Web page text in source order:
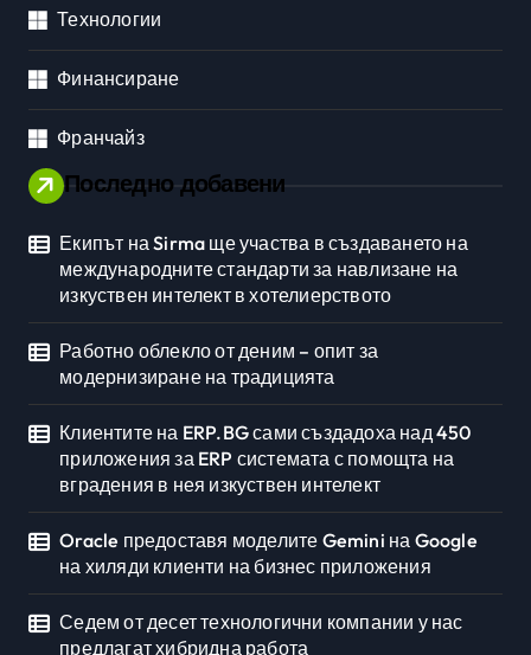
Технологии
Финансиране
Франчайз
Последно добавени
Екипът на Sirma ще участва в създаването на
международните стандарти за навлизане на
изкуствен интелект в хотелиерството
Работно облекло от деним – опит за
модернизиране на традицията
Клиентите на ERP.BG сами създадоха над 450
приложения за ERP системата с помощта на
вградения в нея изкуствен интелект
Oracle предоставя моделите Gemini на Google
на хиляди клиенти на бизнес приложения
Седем от десет технологични компании у нас
предлагат хибридна работа